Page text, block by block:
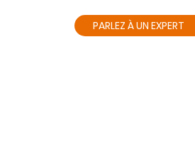
PARLEZ À UN EXPERT